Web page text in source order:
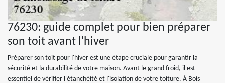
76230: guide complet pour bien préparer
son toit avant l'hiver
Préparer son toit pour l'hiver est une étape cruciale pour garantir la
sécurité et la durabilité de votre maison. Avant le grand froid, il est
essentiel de vérifier l'étanchéité et l'isolation de votre toiture. À Bois